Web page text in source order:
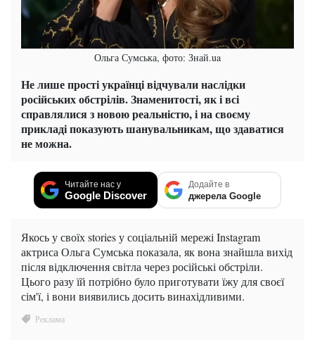
Ольга Сумська, фото: Знай.ua
Не лише прості українці відчували наслідки
російських обстрілів. Знаменитості, як і всі
справлялися з новою реальністю, і на своєму
прикладі показують шанувальникам, що здаватися
не можна.
Читайте нас у
Google Discover
Додайте в
джерела Google
Якось у своїх stories у соціальній мережі Instagram
актриса Ольга Сумська показала, як вона знайшла вихід
після відключення світла через російські обстріли.
Цього разу їй потрібно було приготувати їжу для своєї
сім'ї, і вони виявились досить винахідливими.